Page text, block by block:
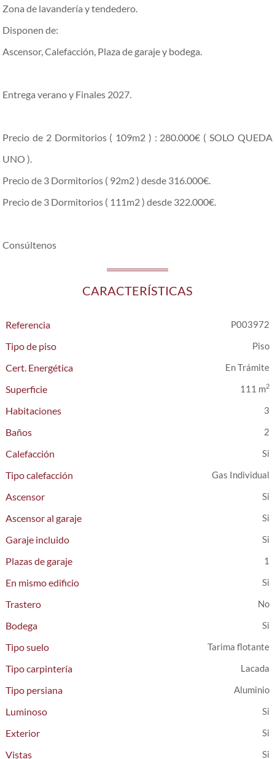
Zona de lavandería y tendedero.
Disponen de:
Ascensor, Calefacción, Plaza de garaje y bodega.
Entrega verano y Finales 2027.
Precio de 2 Dormitorios ( 109m2 ) : 280.000€ ( SOLO QUEDA
UNO ).
Precio de 3 Dormitorios ( 92m2 ) desde 316.000€.
Precio de 3 Dormitorios ( 111m2 ) desde 322.000€.
Consúltenos
CARACTERÍSTICAS
Referencia P003972
Tipo de piso Piso
Cert. Energética En Trámite
Superficie 111 m2
Habitaciones 3
Baños 2
Calefacción
Tipo calefacción
Gas Individual
Ascensor
Ascensor al garaje
Garaje incluido
Plazas de garaje
1
En mismo edificio
Trastero
Bodega
Tipo suelo
Tarima flotante
Tipo carpintería Lacada
Tipo persiana Aluminio
Luminoso
Exterior
Vistas